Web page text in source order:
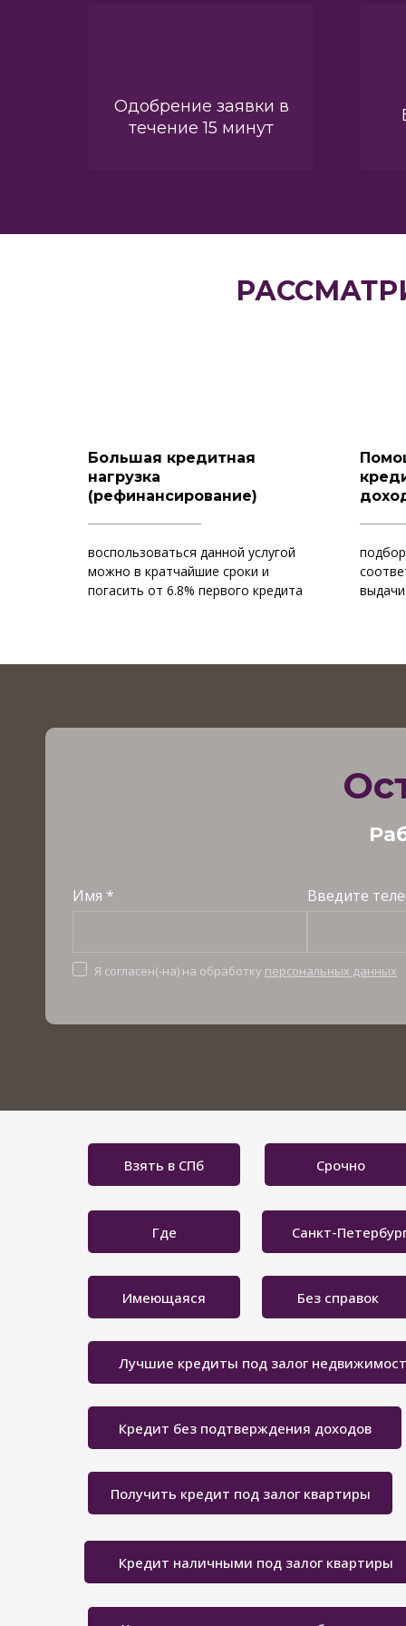
Одобрение заявки в
течение 15 минут
Большая кредитная
нагрузка
(рефинансирование)
воспользоваться данной услугой
можно в кратчайшие сроки и
погасить от 6.8% первого кредита
Имя * Введите
Я согласен(-на) на обработку персональных данных
Кредит наличными под залог квартиры
Получить кредит под залог квартиры
Кредит без подтверждения доходов
Лучшие кредиты под залог
Без справок
Имеющаяся
Срочно
Где Санкт-
Взять в СПб